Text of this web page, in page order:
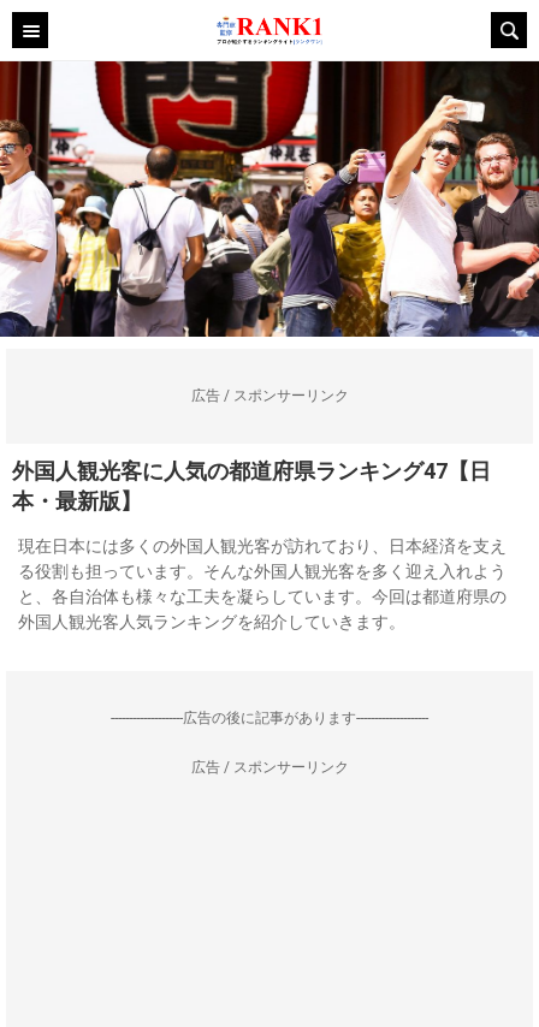
広告 / スポンサーリンク
外国人観光客に人気の都道府県ランキング47【日
本・最新版】
現在日本には多くの外国人観光客が訪れており、日本経済を支え
る役割も担っています。そんな外国人観光客を多く迎え入れよう
と、各自治体も様々な工夫を凝らしています。今回は都道府県の
外国人観光客人気ランキングを紹介していきます。
--------------------広告の後に記事があります--------------------
広告 / スポンサーリンク